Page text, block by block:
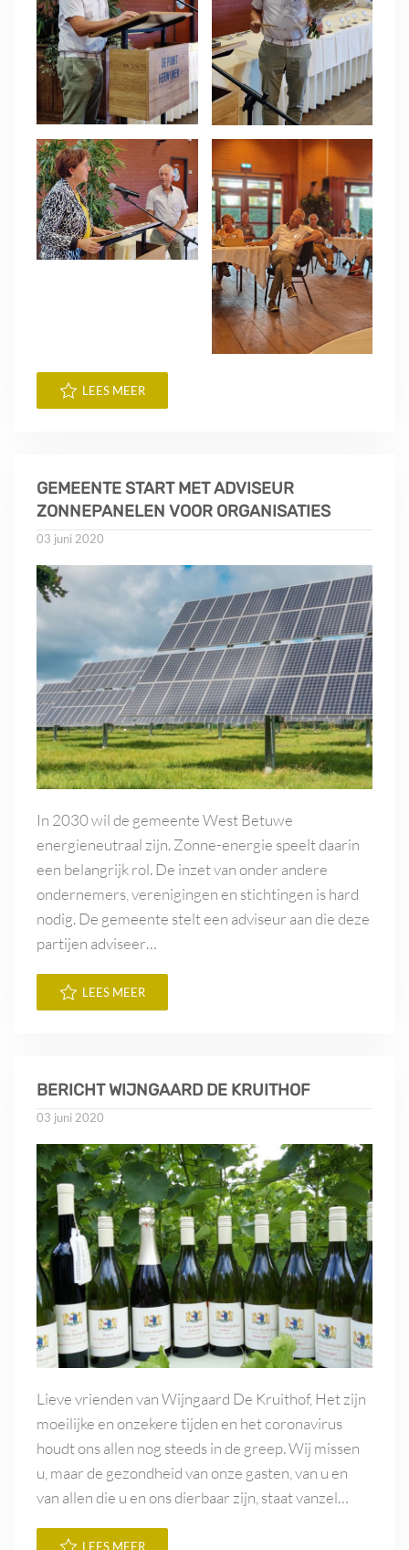
LEES MEER
GEMEENTE START MET ADVISEUR
ZONNEPANELEN VOOR ORGANISATIES
03 juni 2020
In 2030 wil de gemeente West Betuwe
energieneutraal zijn. Zonne-energie speelt daarin
een belangrijk rol. De inzet van onder andere
ondernemers, verenigingen en stichtingen is hard
nodig. De gemeente stelt een adviseur aan die deze
partijen adviseer…
LEES MEER
BERICHT WIJNGAARD DE KRUITHOF
03 juni 2020
Lieve vrienden van Wijngaard De Kruithof, Het zijn
moeilijke en onzekere tijden en het coronavirus
houdt ons allen nog steeds in de greep. Wij missen
u, maar de gezondheid van onze gasten, van u en
van allen die u en ons dierbaar zijn, staat vanzel…
LEES MEER